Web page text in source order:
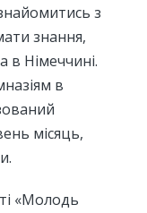
з
знання,
в Німеччині.
в
місяць,
«Молодь